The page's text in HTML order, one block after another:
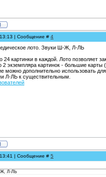
| Сообщение # 4
лото. Звуки Ш-Ж, Л-ЛЬ
24 картинки в каждой. Лото позволяет
2 экземпляра картинок - большие
можно дополнительно использовать
Л-ЛЬ к существительным.
| Сообщение # 5
Ж, Л-ЛЬ